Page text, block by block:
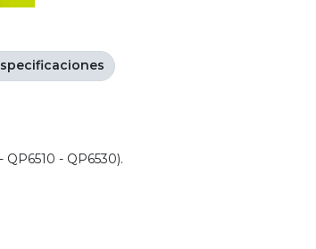
- QP6530).